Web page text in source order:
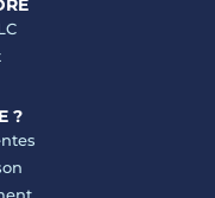
?